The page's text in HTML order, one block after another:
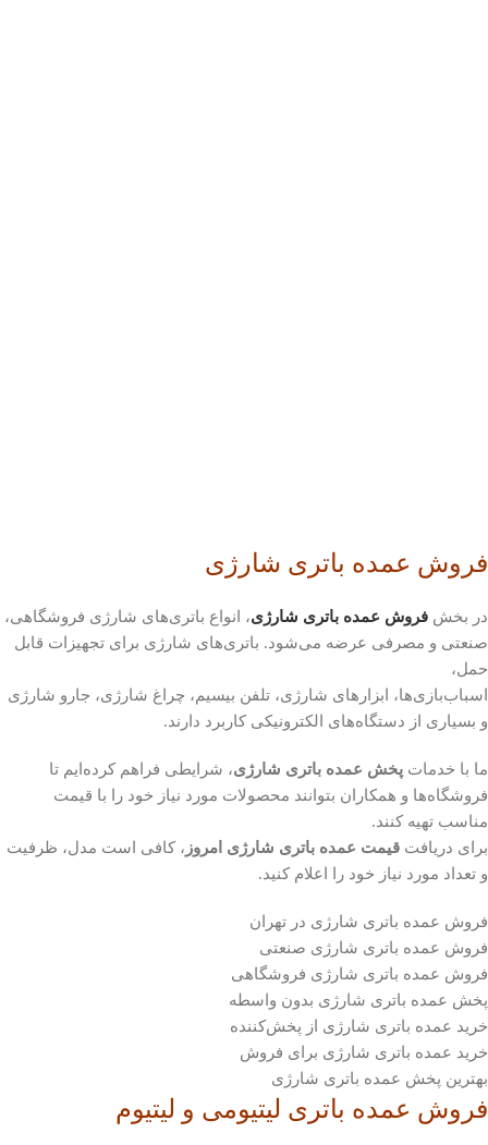
فروش عمده باتری شارژی
در بخش فروش عمده باتری شارژی، انواع باتری‌های شارژی فروشگاهی،
صنعتی و مصرفی عرضه می‌شود. باتری‌های شارژی برای تجهیزات قابل
حمل،
اسباب‌بازی‌ها، ابزارهای شارژی، تلفن بیسیم، چراغ شارژی، جارو شارژی
و بسیاری از دستگاه‌های الکترونیکی کاربرد دارند.
ما با خدمات پخش عمده باتری شارژی، شرایطی فراهم کرده‌ایم تا
فروشگاه‌ها و همکاران بتوانند محصولات مورد نیاز خود را با قیمت
مناسب تهیه کنند.
برای دریافت قیمت عمده باتری شارژی امروز ، کافی است مدل، ظرفیت
و تعداد مورد نیاز خود را اعلام کنید.
فروش عمده باتری شارژی در تهران
فروش عمده باتری شارژی صنعتی
فروش عمده باتری شارژی فروشگاهی
پخش عمده باتری شارژی بدون واسطه
خرید عمده باتری شارژی از پخش‌کننده
خرید عمده باتری شارژی برای فروش
بهترین پخش عمده باتری شارژی
فروش عمده باتری لیتیومی و لیتیوم